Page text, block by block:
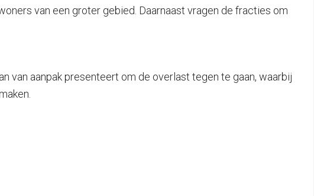
van een groter gebied. Daarnaast vragen de fracties om
van aanpak presenteert om de overlast tegen te gaan, waarbij